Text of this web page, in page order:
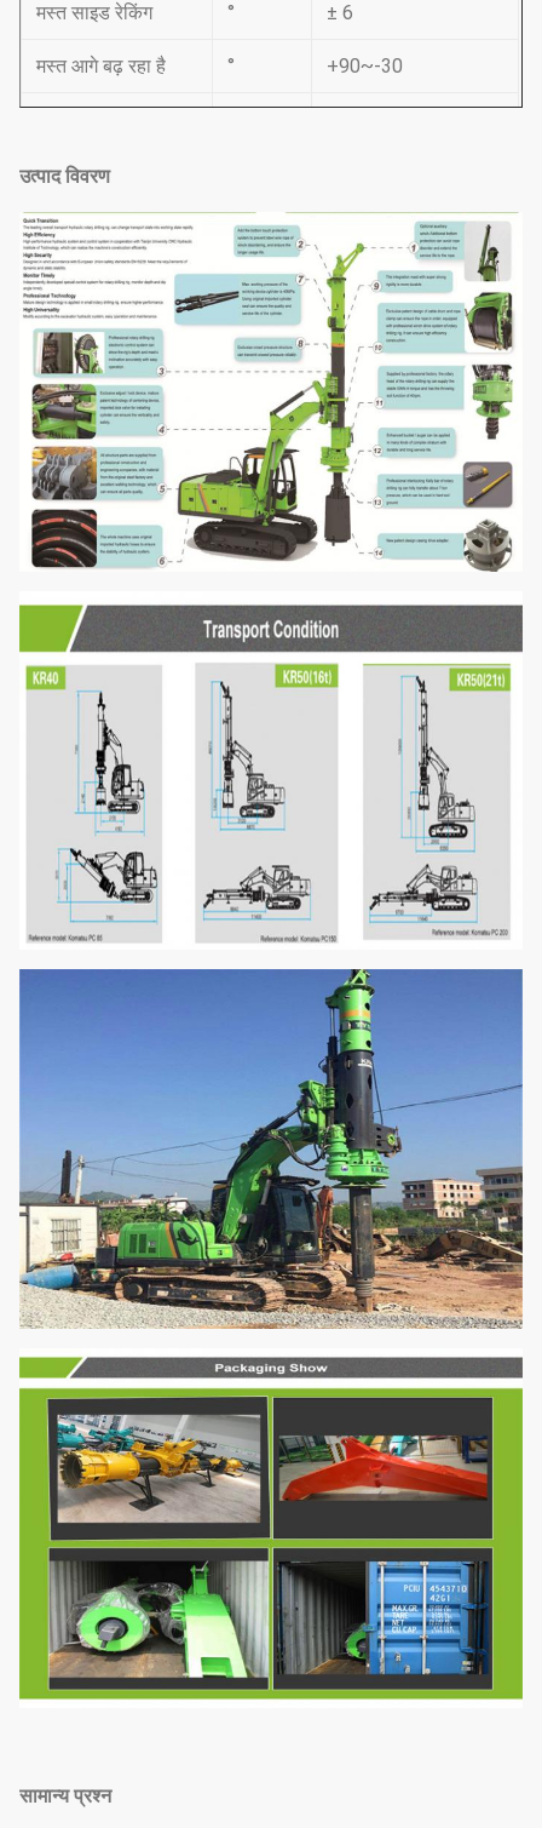
मस्त साइड रेकिंग ° ± 6
मस्त आगे बढ़ रहा है ° +90~-30
पायलट का दबाव
मैक्स।चलने की गति किमी/घं
मैक्स।बल खींचो के.एन. 220
ऑपरेटिंग ऊंचाई मिमी 10740
ऑपरेटिंग चौड़ाई 2800
परिवहन ऊंचाई 3040
परिवहन चौड़ाई मिमी 2800
परिवहन लंबाई मिमी 12850
कुल वजन टी 25
उत्पाद विवरण
सामान्य प्रश्न